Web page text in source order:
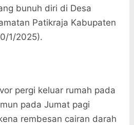
bunuh diri di Desa
Patikraja Kabupaten
1/2025).
pergi keluar rumah pada
pada Jumat pagi
rembesan cairan darah